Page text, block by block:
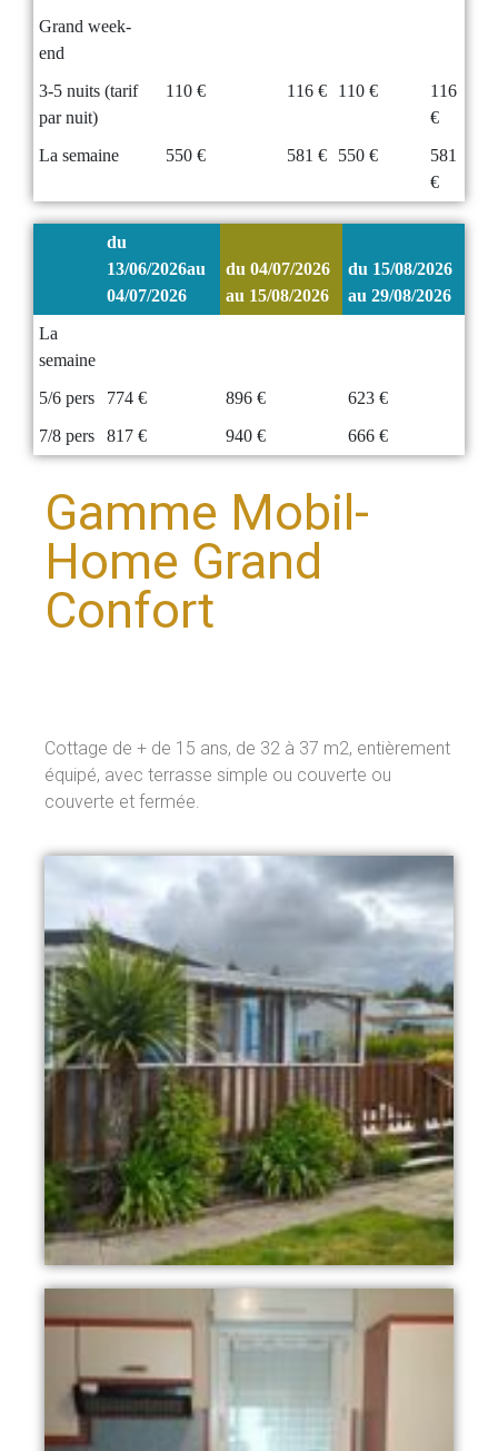
Grand week-
end
3-5 nuits (tarif
par nuit)
110 € 116 € 110 €
116
€
La semaine
550 € 581 € 550 €
581
€
du
13/06/2026au
04/07/2026
du 04/07/2026
au 15/08/2026
du 15/08/2026
au 29/08/2026
La
semaine
5/6 pers
774 € 896 €
623 €
7/8 pers
817 € 940 € 666 €
Gamme Mobil-
Home Grand
Confort
Cottage de + de 15 ans, de 32 à 37 m2, entièrement
équipé, avec terrasse simple ou couverte ou
couverte et fermée.